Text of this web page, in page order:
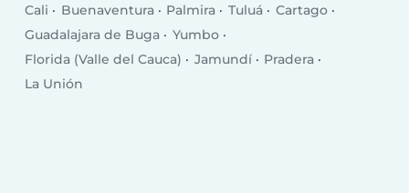
Cali Buenaventura Palmira Tuluá
Cartago
Guadalajara de Buga
Yumbo
Florida (Valle del Cauca)
Jamundí
Pradera
La Unión